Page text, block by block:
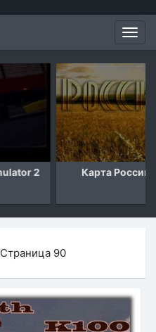
v7.1 для Euro Truck
Страница 90